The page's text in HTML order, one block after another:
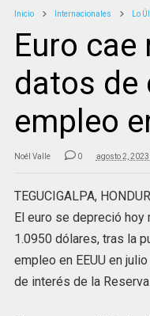
Inicio Internacionales Lo
Euro
datos de
empleo
Noél Valle 0 agosto 2,
TEGUCIGALPA,
El euro se depreció
1.0950 dólares, tras la
empleo en EEUU en
de interés de la